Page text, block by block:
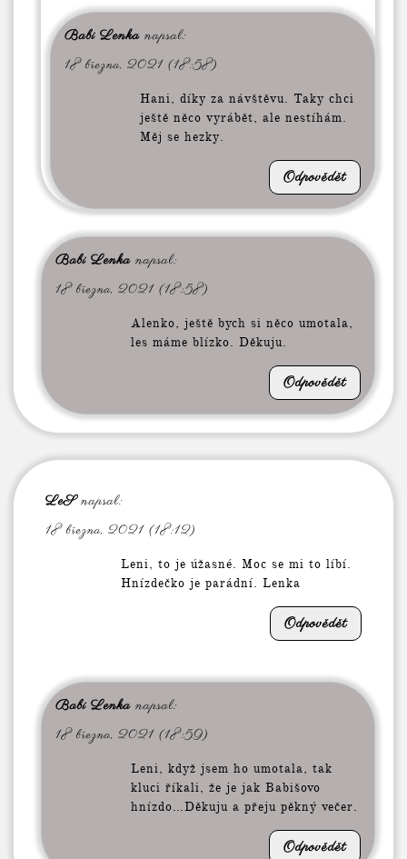
Babi Lenka napsal:
18 března, 2021 (18:58)
Hani, díky za návštěvu. Taky chci
ještě něco vyrábět, ale nestíhám.
Měj se hezky.
Odpovědět
Babi Lenka napsal:
18 března, 2021 (18:58)
Alenko, ještě bych si něco umotala,
les máme blízko. Děkuju.
Odpovědět
LeS napsal:
18 března, 2021 (18:12)
Leni, to je úžasné. Moc se mi to líbí.
Hnízdečko je parádní. Lenka
Odpovědět
Babi Lenka napsal:
18 března, 2021 (18:59)
Leni, když jsem ho umotala, tak
kluci říkali, že je jak Babišovo
hnízdo…Děkuju a přeju pěkný večer.
Odpovědět